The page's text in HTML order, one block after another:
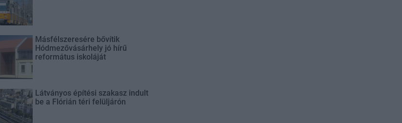
Másfélszeresére bővítik
Hódmezővásárhely jó hírű
református iskoláját
Látványos építési szakasz indult
be a Flórián téri felüljárón